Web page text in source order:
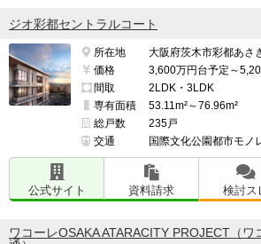
府道14号の交通量は多いので、子供の
つけないといけないなと感じています
管理面で良い点、気になる点
クストは宅配内の再配達サービスを
ジオ彩都セントラルコート
所在地
大阪府茨木市彩都あさ
価格
3,600万円台予定～
間取
2LDK・3LDK
専有面積
53.11m²～76.96m²
総戸数
235戸
交通
国際文化公園都市モノ
公式サイト 資料請求 検討ス
ワコーレOSAKA ATARACITY PROJECT（ワ